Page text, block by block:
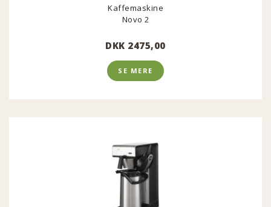
Kaffemaskine
Novo 2
DKK 2475,00
SE MERE